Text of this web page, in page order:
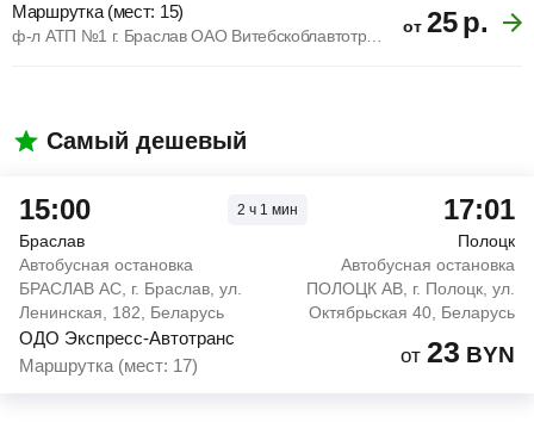
Маршрутка (мест: 15)
ф-л АТП №1 г. Браслав ОАО Витебскоблавтотранс
от 25р.
Самый дешевый
15:00 2 ч1 мин 17:01
Браслав
Полоцк
Автобусная остановка
БРАСЛАВ АС, г. Браслав, ул.
Ленинская, 182, Беларусь
Автобусная остановка
ПОЛОЦК АВ, г. Полоцк, ул.
Октябрьская 40, Беларусь
ОДО Экспресс-Автотранс
Маршрутка (мест: 17)
от 23 BYN